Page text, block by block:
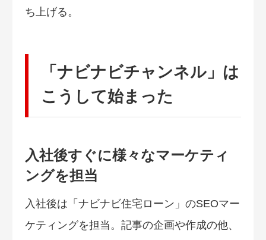
ち上げる。
「ナビナビチャンネル」は
こうして始まった
入社後すぐに様々なマーケティ
ングを担当
入社後は「ナビナビ住宅ローン」のSEOマー
ケティングを担当。記事の企画や作成の他、